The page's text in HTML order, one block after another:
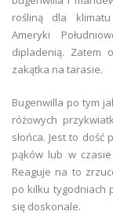
rośliną dla
Ameryki
dipladenią. Zatem
zakątka na tarasie.
Bugenwilla po tym
różowych
słońca. Jest to
pąków lub w
Reaguje na to
po kilku tygodniach
się doskonale.